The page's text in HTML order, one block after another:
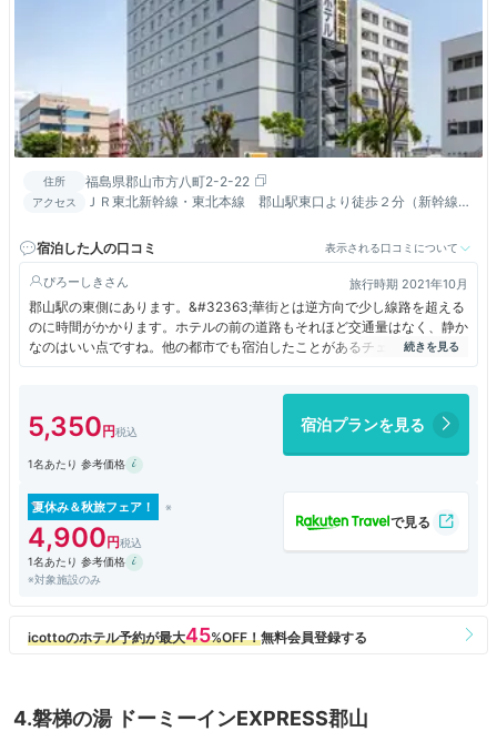
住所 福島県郡山市方八町2-2-22
アクセス
ＪＲ東北新幹線・東北本線 郡山駅東口より徒歩２分（新幹線改
40分
宿泊した人の口コミ 表示される口コミについて
ぴろーしき 旅行時期 2021年10月
郡山駅の東側にあります。&#32363;華街とは逆方向で少し線路を超える
のに時間がかかります。ホテルの前の道路もそれほど交通量はなく、静か
なのはいい点ですね。他の都市でも宿泊したことがあるチェーンですが、
特に問題はない普通のビジネスホテルでした。
5,350 宿泊プランを見る
1名あたり 参考価格
夏休み＆秋旅フェア！
4,900
1名あたり 参考価格
※対象施設のみ
4.磐梯の湯 ドーミーインEXPRESS郡山